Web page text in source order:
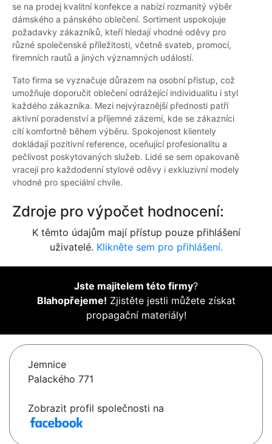
se na prodej kvalitní konfekce a nabízí rozmanitý výběr
dámského a pánského oblečení. Sortiment uspokojuje
požadavky zákazníků, kteří hledají vhodné oděvy pro
různé společenské příležitosti, včetně svateb, promocí,
firemních rautů a jiných významných událostí.
Tato firma se vyznačuje důrazem na osobní přístup, což
umožňuje doporučit oblečení odrážející individualitu i styl
každého zákazníka. Mezi nejvýraznější přednosti patří
aktivní poradenství a příjemné zázemí, kde se zákazníci
cítí komfortně během výběru. Spokojenost klientely
dokládají pozitivní reference, oceňující profesionalitu a
pečlivost poskytovaných služeb. Lidé se sem opakovaně
vracejí pro každodenní stylové oděvy i exkluzivní modely
vhodné pro speciální chvíle.
Zdroje pro výpočet hodnocení:
K těmto údajům mají přístup pouze přihlášení
uživatelé. Klikněte sem pro přihlášení.
Jste majitelem této firmy?
Blahopřejeme! Zjistěte jestli můžete získat
propagační materiály!
Jemnice
Palackého 771
Zobrazit profil společnosti na